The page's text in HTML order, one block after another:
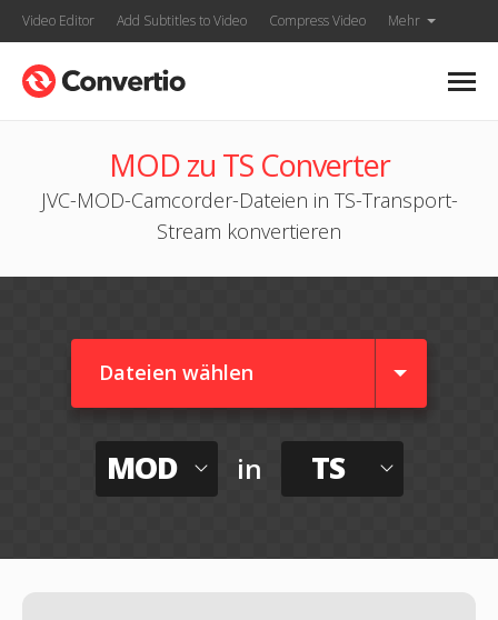
Video Editor Add Subtitles to Video Compress Video Mehr
MOD zu TS Converter
JVC-MOD-Camcorder-Dateien in TS-Transport-
Stream konvertieren
Dateien wählen
MOD in TS